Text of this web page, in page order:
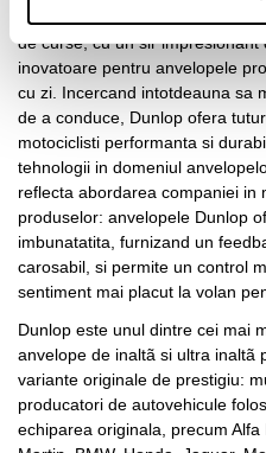
Dunlop in domeniul anvelopelor
de curse, cu un sir
inovatoare pentru anvelopele
cu zi. Incercand intotdeauna sa
de a conduce, Dunlop ofera
motociclisti performanta si
tehnologii in domeniul
reflecta abordarea companiei in
produselor: anvelopele Dunlop
imbunatatita, furnizand un
carosabil, si permite un control
sentiment mai placut la volan
Dunlop este unul dintre cei mai
anvelope de inaltã si ultra inaltã
variante originale de prestigiu:
producatori de autovehicule
echiparea originala, precum Alfa